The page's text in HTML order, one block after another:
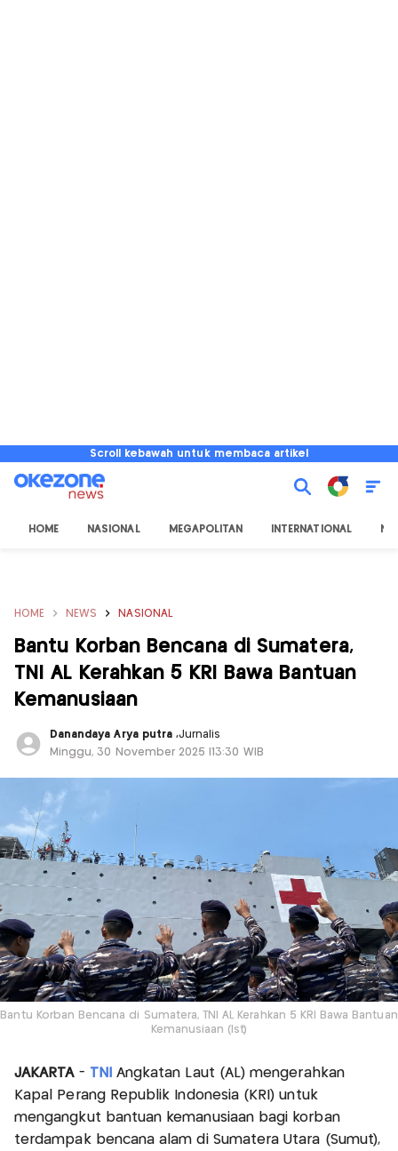
Scroll kebawah untuk membaca artikel
HOME NASIONAL MEGAPOLITAN INTERNATIONAL
HOME NEWS NASIONAL
Bantu Korban Bencana di Sumatera,
TNI AL Kerahkan 5 KRI Bawa Bantuan
Kemanusiaan
Danandaya Arya putra,Jurnalis
Minggu, 30 November 2025 |13:30 WIB
Bantu Korban Bencana di Sumatera, TNI AL Kerahkan 5 KRI Bawa Bantuan
Kemanusiaan (Ist)
JAKARTA- TNI Angkatan Laut (AL) mengerahkan
Kapal Perang Republik Indonesia (KRI) untuk
mengangkut bantuan kemanusiaan bagi korban
terdampak bencana alam di Sumatera Utara (Sumut),